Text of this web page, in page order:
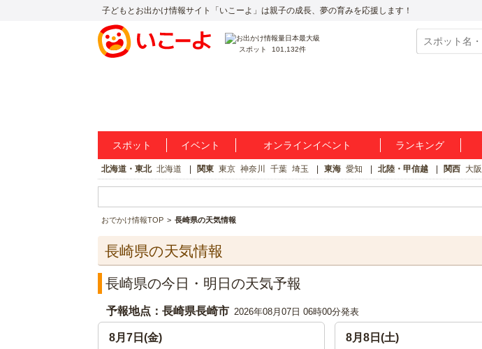
子どもとお出かけ情報サイト「いこーよ」は親子の成長、夢の育みを応援します！
スポット 101,132件
スポット イベント オンラインイベント ランキング
北海道・東北 北海道 関東 東京 神奈川 千葉 埼玉 東海 愛知 北陸・甲信越 関西 大阪
おでかけ情報TOP 長崎県の天気情報
長崎県の天気情報
長崎県の今日・明日の天気予報
予報地点：長崎県長崎市 2026年08月07日 06時00分発表
8月7日(金) 8月8日(土)